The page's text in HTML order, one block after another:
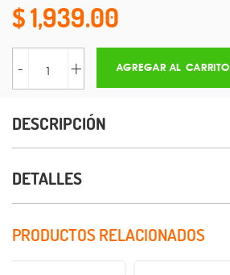
1,939.00
- + AGREGAR AL CARRITO
DESCRIPCIÓN
DETALLES
PRODUCTOS RELACIONADOS